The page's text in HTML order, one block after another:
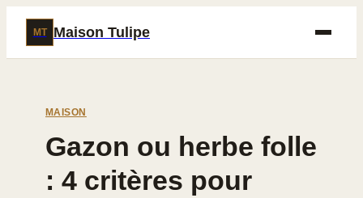
MT Maison Tulipe
MAISON
Gazon ou herbe folle
: 4 critères pour